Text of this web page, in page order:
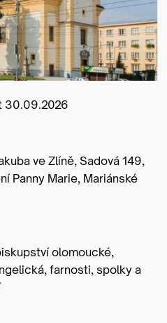
30.09.2026
ve Zlíně, Sadová 149,
Panny Marie, Mariánské
olomoucké,
farnosti, spolky a